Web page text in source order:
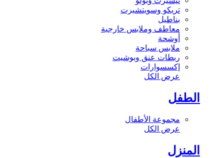
تريكو وسويتشيرت
بناطيل
معاطف وملابس خارجية
أوشحة
ملابس سباحة
ربطات عنق وبوشيت
إكسسوارات
عرض الكل
الطفل
مجموعة الأطفال
عرض الكل
المنزل